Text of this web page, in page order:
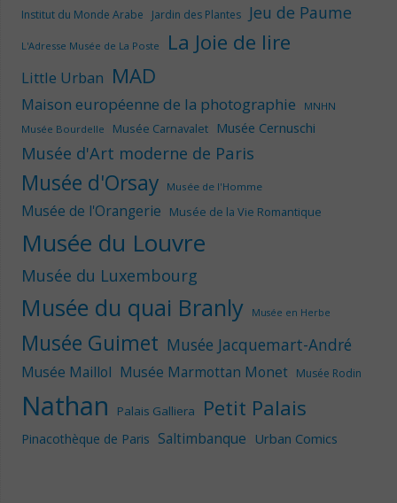
Institut du Monde Arabe Jardin des Plantes Jeu de Paume
L'Adresse Musée de La Poste La Joie de lire
Little Urban MAD
Maison européenne de la photographie
MNHN
Musée Bourdelle
Musée Carnavalet Musée Cernuschi
Musée d'Art moderne de Paris
Musée d'Orsay Musée de l'Homme
Musée de l'Orangerie Musée de la Vie Romantique
Musée du Louvre
Musée du Luxembourg
Musée du quai Branly Musée en Herbe
Musée Guimet Musée Jacquemart-André
Musée Maillol Musée Marmottan Monet Musée Rodin
Nathan Palais Galliera Petit Palais
Pinacothèque de Paris Saltimbanque Urban Comics